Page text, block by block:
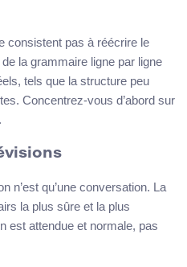
consistent pas à réécrire le
la grammaire ligne par ligne
tels que la structure peu
Concentrez-vous d’abord sur
n’est qu’une conversation. La
la plus sûre et la plus
est attendue et normale, pas